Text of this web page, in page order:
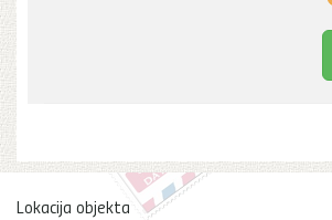
Lokacija objekta